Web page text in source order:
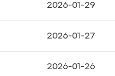
2026-01-29
2026-01-27
2026-01-26